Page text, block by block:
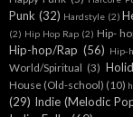
(29) Indie (Melodic
Indie Folk
INDIE
Indie Pop
Rock (3) Indie R&BSlap
Rock (1) Indie RockIndie
Industrial Metal (4)